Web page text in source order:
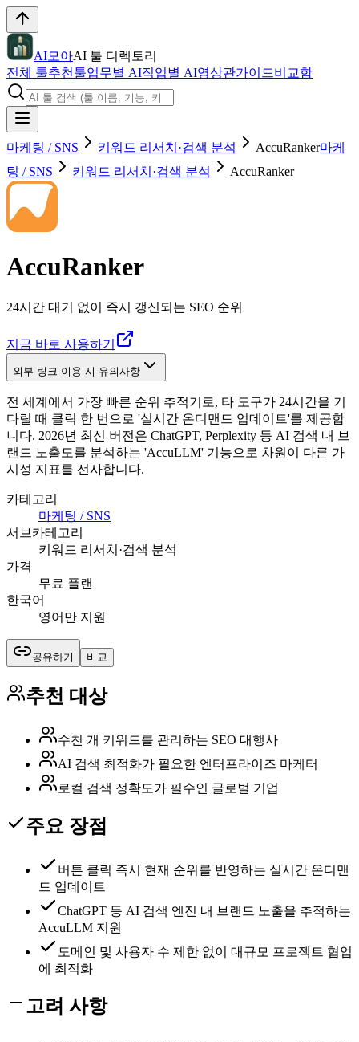
AI모아AI 툴 디렉토리
전체 툴추천툴업무별 AI직업별 AI영상관가이드비교함
마케팅 / SNS 키워드 리서치·검색 분석 AccuRanker마케
팅 / SNS
키워드 리서치·검색 분석 AccuRanker
AccuRanker
24시간 대기 없이 즉시 갱신되는 SEO 순위
지금 바로 사용하기
외부 링크 이용 시 유의사항
전 세계에서 가장 빠른 순위 추적기로, 타 도구가 24시간을 기
다릴 때 클릭 한 번으로 '실시간 온디맨드 업데이트'를 제공합
니다. 2026년 최신 버전은 ChatGPT, Perplexity 등 AI 검색 내 브
랜드 노출도를 분석하는 'AccuLLM' 기능으로 차원이 다른 가
시성 지표를 선사합니다.
카테고리
마케팅 / SNS
서브카테고리
키워드 리서치·검색 분석
가격
무료 플랜
한국어
영어만 지원
공유하기 비교
추천 대상
수천 개 키워드를 관리하는 SEO 대행사
AI 검색 최적화가 필요한 엔터프라이즈 마케터
로컬 검색 정확도가 필수인 글로벌 기업
주요 장점
버튼 클릭 즉시 현재 순위를 반영하는 실시간 온디맨
드 업데이트
ChatGPT 등 AI 검색 엔진 내 브랜드 노출을 추적하는
AccuLLM 지원
도메인 및 사용자 수 제한 없이 대규모 프로젝트 협업
에 최적화
고려 사항